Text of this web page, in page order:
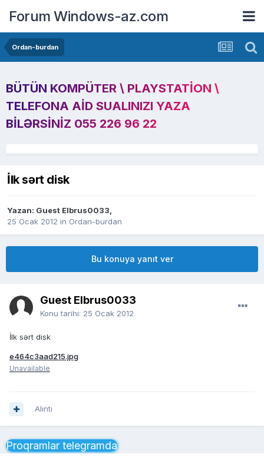
Forum Windows-az.com
Ordan-burdan
BÜTÜN KOMPÜTER \ PLAYSTATION \
TELEFONA AID SUALINIZI YAZA
BILƏRSINIZ 055 226 96 22
İlk sərt disk
Yazan: Guest Elbrus0033,
25 Ocak 2012 in Ordan-burdan
Bu konuya yanıt ver
Guest Elbrus0033
Konu tarihi: 25 Ocak 2012
İlk sərt disk
e464c3aad215.jpg
Unavailable
Alıntı
Proqramlar telegramda